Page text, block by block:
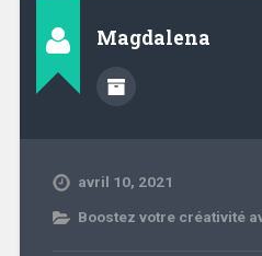
Magdalena
avril 10, 2021
Boostez votre créativité